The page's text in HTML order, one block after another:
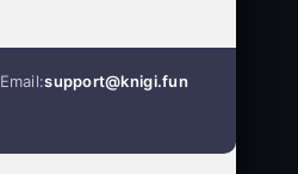
Email:support@knigi.fun